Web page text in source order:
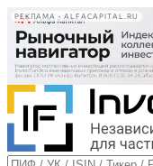
РЕКЛАМА • ALFACAPITAL.RU